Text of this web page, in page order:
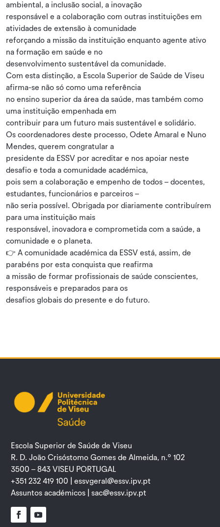
ambiental, a inclusão social, a inovação
responsável e a colaboração com outras instituições em
atividades de extensão à comunidade
reforçando a missão da instituição enquanto agente ativo
na formação em saúde e no
desenvolvimento sustentável da comunidade.
Com esta distinção, a Escola Superior de Saúde de Viseu
afirma-se não só como uma referência
no ensino superior da área da saúde, mas também como
uma instituição empenhada em
contribuir para um futuro mais sustentável e solidário.
Os coordenadores deste processo, Odete Amaral e Nuno
Mendes, querem congratular a
presidente da ESSV por acreditar e nos apoiar neste
desafio e toda a comunidade académica,
pois sem a colaboração e empenho de todos – docentes,
estudantes, funcionários e parceiros –
não seria possível. Obrigada por diariamente contribuírem
para uma instituição mais
responsável, inovadora e comprometida com a saúde, a
comunidade e o planeta.
👉 A comunidade académica da ESSV está, assim, de
parabéns por esta conquista que reafirma
a missão de formar profissionais de saúde conscientes,
responsáveis e preparados para os
desafios globais do presente e do futuro.
Escola Superior de Saúde de Viseu
R. D. João Crisóstomo Gomes de Almeida, n.º 102
3500 – 843 VISEU PORTUGAL
+351 232 419 100 |essvgeral@essv.ipv.pt
Assuntos académicos |sac@essv.ipv.pt